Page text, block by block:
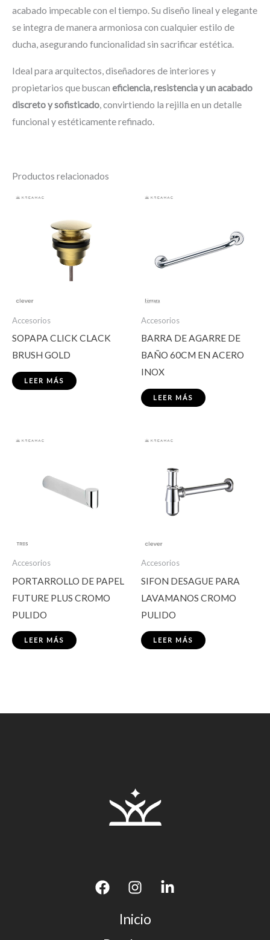
acabado impecable con el tiempo. Su diseño lineal y elegante
se integra de manera armoniosa con cualquier estilo de
ducha, asegurando funcionalidad sin sacrificar estética.
Ideal para arquitectos, diseñadores de interiores y
propietarios que buscan eficiencia, resistencia y un acabado
discreto y sofisticado , convirtiendo la rejilla en un detalle
funcional y estéticamente refinado.
Productos relacionados
Accesorios
SOPAPA CLICK CLACK
BRUSH GOLD
LEER MÁS
Accesorios
BARRA DE AGARRE DE
BAÑO 60CM EN ACERO
INOX
LEER MÁS
Accesorios
PORTARROLLO DE PAPEL
FUTURE PLUS CROMO
PULIDO
LEER MÁS
Accesorios
SIFON DESAGUE PARA
LAVAMANOS CROMO
PULIDO
LEER MÁS
Inicio